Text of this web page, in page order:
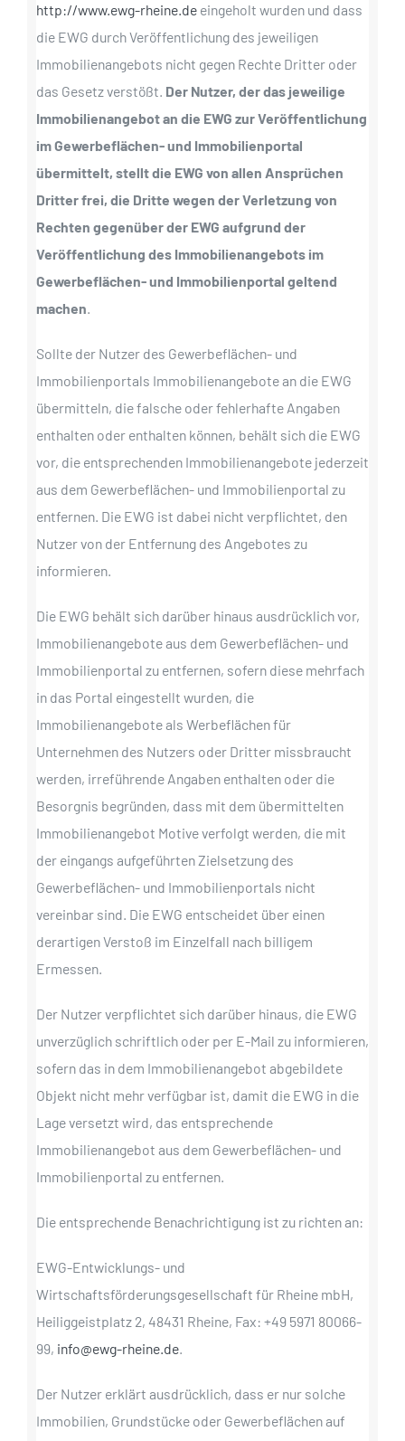
http://www.ewg-rheine.de eingeholt wurden und dass
die EWG durch Veröffentlichung des jeweiligen
Immobilienangebots nicht gegen Rechte Dritter oder
das Gesetz verstößt. Der Nutzer, der das jeweilige
Immobilienangebot an die EWG zur Veröffentlichung
im Gewerbeflächen- und Immobilienportal
übermittelt, stellt die EWG von allen Ansprüchen
Dritter frei, die Dritte wegen der Verletzung von
Rechten gegenüber der EWG aufgrund der
Veröffentlichung des Immobilienangebots im
Gewerbeflächen- und Immobilienportal geltend
machen.
Sollte der Nutzer des Gewerbeflächen- und
Immobilienportals Immobilienangebote an die EWG
übermitteln, die falsche oder fehlerhafte Angaben
enthalten oder enthalten können, behält sich die EWG
vor, die entsprechenden Immobilienangebote jederzeit
aus dem Gewerbeflächen- und Immobilienportal zu
entfernen. Die EWG ist dabei nicht verpflichtet, den
Nutzer von der Entfernung des Angebotes zu
informieren.
Die EWG behält sich darüber hinaus ausdrücklich vor,
Immobilienangebote aus dem Gewerbeflächen- und
Immobilienportal zu entfernen, sofern diese mehrfach
in das Portal eingestellt wurden, die
Immobilienangebote als Werbeflächen für
Unternehmen des Nutzers oder Dritter missbraucht
werden, irreführende Angaben enthalten oder die
Besorgnis begründen, dass mit dem übermittelten
Immobilienangebot Motive verfolgt werden, die mit
der eingangs aufgeführten Zielsetzung des
Gewerbeflächen- und Immobilienportals nicht
vereinbar sind. Die EWG entscheidet über einen
derartigen Verstoß im Einzelfall nach billigem
Ermessen.
Der Nutzer verpflichtet sich darüber hinaus, die EWG
unverzüglich schriftlich oder per E-Mail zu informieren,
sofern das in dem Immobilienangebot abgebildete
Objekt nicht mehr verfügbar ist, damit die EWG in die
Lage versetzt wird, das entsprechende
Immobilienangebot aus dem Gewerbeflächen- und
Immobilienportal zu entfernen.
Die entsprechende Benachrichtigung ist zu richten an:
EWG-Entwicklungs- und
Wirtschaftsförderungsgesellschaft für Rheine mbH,
Heiliggeistplatz 2, 48431 Rheine, Fax: +49 5971 80066-
99, info@ewg-rheine.de.
Der Nutzer erklärt ausdrücklich, dass er nur solche
Immobilien, Grundstücke oder Gewerbeflächen auf